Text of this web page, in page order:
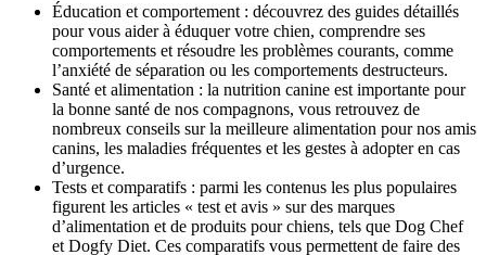
Éducation et comportement : découvrez des guides détaillés
pour vous aider à éduquer votre chien, comprendre ses
comportements et résoudre les problèmes courants, comme
l’anxiété de séparation ou les comportements destructeurs.
Santé et alimentation : la nutrition canine est importante pour
la bonne santé de nos compagnons, vous retrouvez de
nombreux conseils sur la meilleure alimentation pour nos amis
canins, les maladies fréquentes et les gestes à adopter en cas
d’urgence.
Tests et comparatifs : parmi les contenus les plus populaires
figurent les articles « test et avis » sur des marques
d’alimentation et de produits pour chiens, tels que Dog Chef
et Dogfy Diet. Ces comparatifs vous permettent de faire des